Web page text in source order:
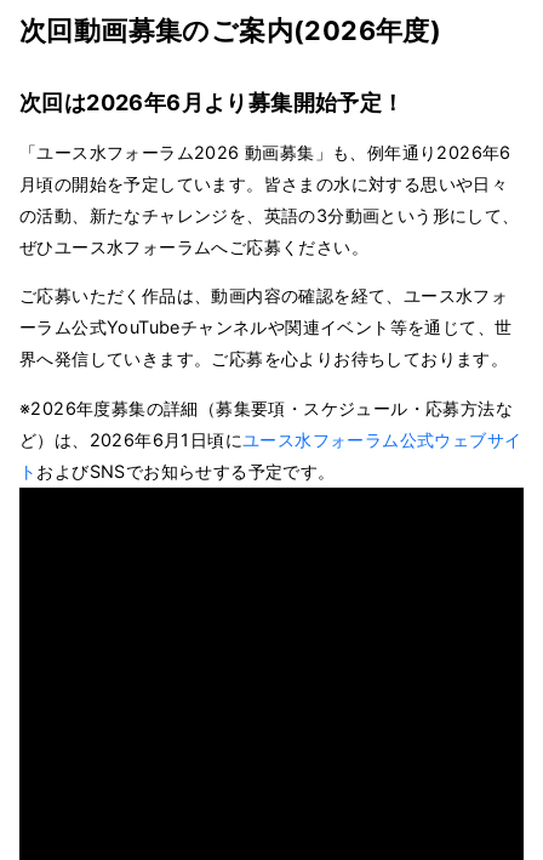
次回動画募集のご案内(2026年度)
次回は2026年6月より募集開始予定！
「ユース水フォーラム2026 動画募集」も、例年通り2026年6
月頃の開始を予定しています。皆さまの水に対する思いや日々
の活動、新たなチャレンジを、英語の3分動画という形にして、
ぜひユース水フォーラムへご応募ください。
ご応募いただく作品は、動画内容の確認を経て、ユース水フォ
ーラム公式YouTubeチャンネルや関連イベント等を通じて、世
界へ発信していきます。ご応募を心よりお待ちしております。
※2026年度募集の詳細（募集要項・スケジュール・応募方法な
ど）は、2026年6月1日頃にユース水フォーラム公式ウェブサイ
ト およびSNSでお知らせする予定です。